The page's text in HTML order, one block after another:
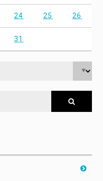
24 25 26
31